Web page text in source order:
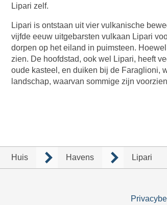
Lipari zelf.
Lipari is ontstaan uit vier vulkanische
vijfde eeuw uitgebarsten vulkaan Lipari
dorpen op het eiland in puimsteen.
zien. De hoofdstad, ook wel Lipari, heeft
oude kasteel, en duiken bij de Faraglioni,
landschap, waarvan sommige zijn
Huis Havens Lipari